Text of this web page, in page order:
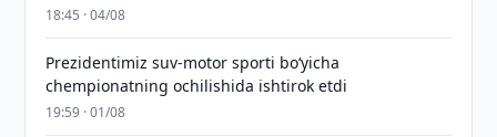
18:45 · 04/08
Prezidentimiz suv-motor sporti bo‘yicha
chempionatning ochilishida ishtirok etdi
19:59 · 01/08